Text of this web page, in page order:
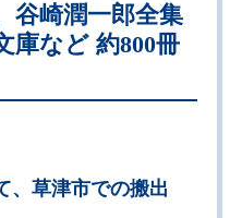
谷崎潤一郎全集
庫など 約800冊
、草津市での搬出